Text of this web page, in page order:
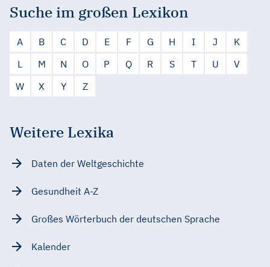
Suche im großen Lexikon
A B C D E F G H I J
K
L
M N O P Q R S T U
V
W
X Y Z
Weitere Lexika
Daten der Weltgeschichte
Gesundheit A-Z
Großes Wörterbuch der deutschen Sprache
Kalender